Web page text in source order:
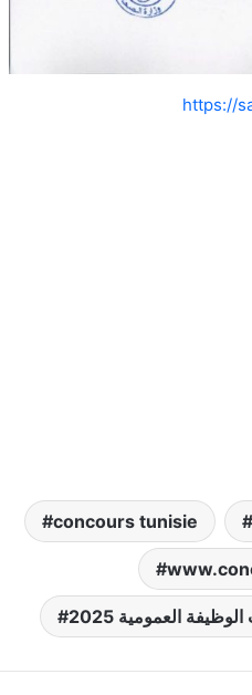
https://
concours tunisie
العمومية 2025